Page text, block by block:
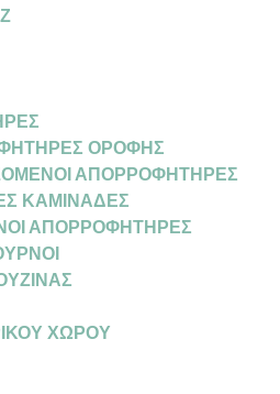
ΟΡΟΦΗΣ
ΑΠΟΡΡΟΦΗΤΗΡΕΣ
ΚΑΜΙΝΑΔΕΣ
ΑΠΟΡΡΟΦΗΤΗΡΕΣ
ΧΩΡΟΥ